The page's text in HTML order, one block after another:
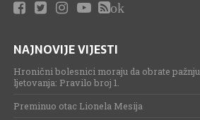
ok
NAJNOVIJE VIJESTI
Hronični bolesnici moraju da obrate
ljetovanja: Pravilo broj 1.
Preminuo otac Lionela Mesija